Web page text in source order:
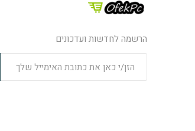
הרשמה לחדשות ועדכונים